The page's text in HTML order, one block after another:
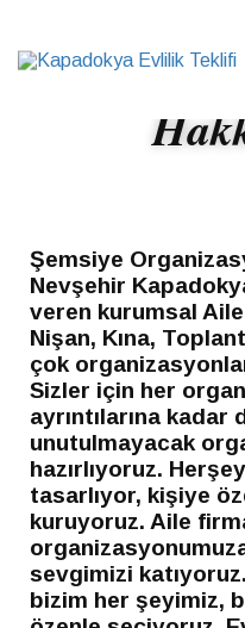
Şemsiye
Nevşehir
veren kurumsal Aile
Nişan, Kına,
çok
Sizler için her
ayrıntılarına kadar
unutulmayacak
hazırlıyoruz.
tasarlıyor, kişiye
kuruyoruz. Aile
sevgimizi
bizim her şeyimiz,